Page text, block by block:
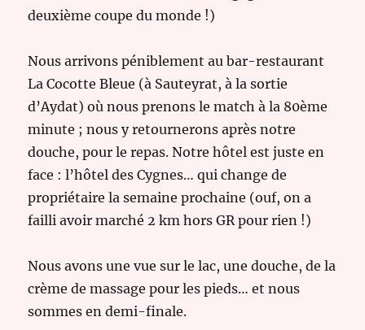
deuxième coupe du monde !)
Nous arrivons péniblement au bar-restaurant
La Cocotte Bleue (à Sauteyrat, à la sortie
d’Aydat) où nous prenons le match à la 80ème
minute ; nous y retournerons après notre
douche, pour le repas. Notre hôtel est juste en
face : l’hôtel des Cygnes… qui change de
propriétaire la semaine prochaine (ouf, on a
failli avoir marché 2 km hors GR pour rien !)
Nous avons une vue sur le lac, une douche, de la
crème de massage pour les pieds… et nous
sommes en demi-finale.